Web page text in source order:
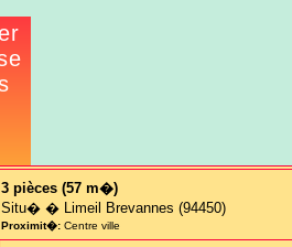
3 pièces (57 m�)
Situ� � Limeil Brevannes (94450)
Proximit�:Centre ville